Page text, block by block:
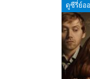
ดูซีรี่ย์อ